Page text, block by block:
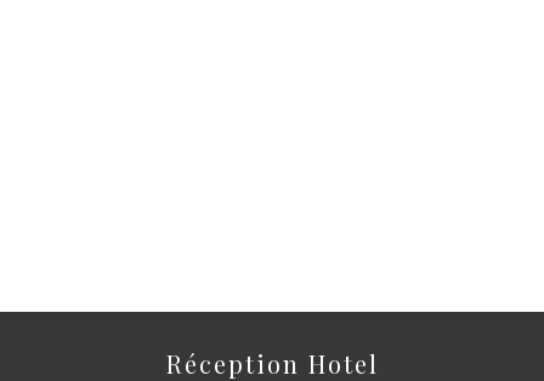
Réception Hotel